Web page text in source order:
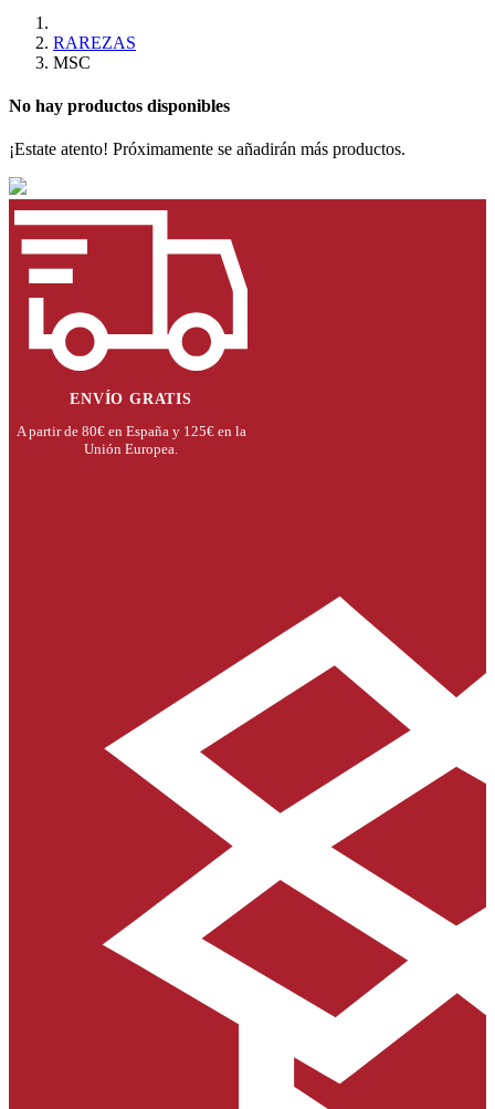
RAREZAS
MSC
No hay productos disponibles
¡Estate atento! Próximamente se añadirán más productos.
ENVÍO GRATIS
A partir de 80€ en España y 125€ en la
Unión Europea.